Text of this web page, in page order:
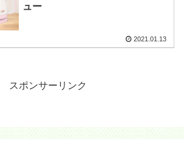
ュー
2021.01.13
スポンサーリンク